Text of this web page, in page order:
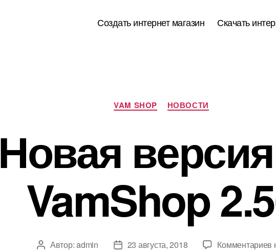
Создать интернет магазин Скачать
Рубрики
VAM SHOP НОВОСТИ
Новая
VamShop
Автор
Автор:admin
Дата23 августа, 2018 Комментариев к